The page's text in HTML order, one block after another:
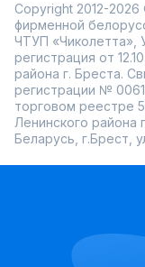
Copyright 2012-
фирменной
ЧТУП «Чиколетта»,
регистрация от
района г. Бреста.
регистрации №
торговом реестре
Ленинского района
Беларусь, г.Брест,